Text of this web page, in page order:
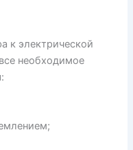
к электрической
необходимое